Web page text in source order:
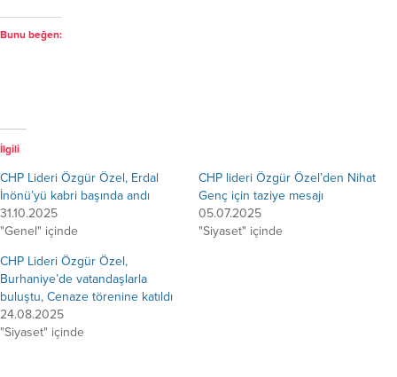
Bunu beğen:
İlgili
CHP Lideri Özgür Özel, Erdal
İnönü’yü kabri başında andı
31.10.2025
"Genel" içinde
CHP lideri Özgür Özel’den Nihat
Genç için taziye mesajı
05.07.2025
"Siyaset" içinde
CHP Lideri Özgür Özel,
Burhaniye’de vatandaşlarla
buluştu, Cenaze törenine katıldı
24.08.2025
"Siyaset" içinde